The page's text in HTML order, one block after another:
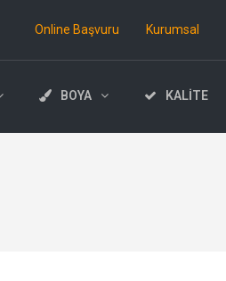
Online Başvuru Kurumsal
BOYA KALITE